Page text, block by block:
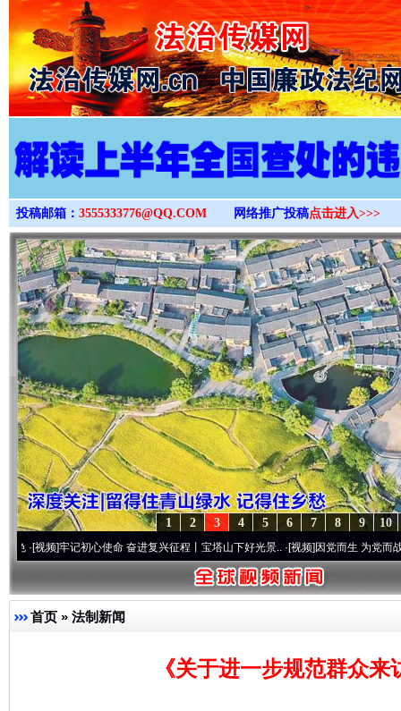
>
投稿邮箱： 3555333776@QQ.COM 网络推广投稿点击进入>>>
10
9
8
7
6
5
4
3
2
1
牢记初心使命 奋进复兴征程丨宝塔山下好光景..·[视频]因党而生 为党而战——百年“
首页 » 法制新闻
《关于进一步规范群众